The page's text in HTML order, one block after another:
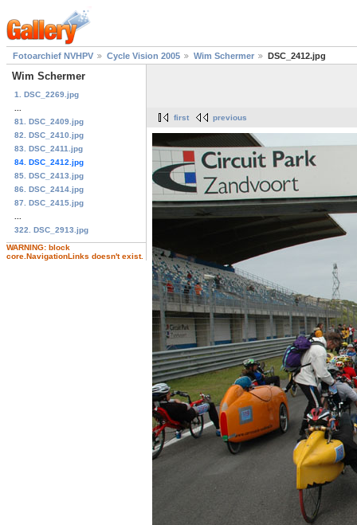
Fotoarchief NVHPV Cycle Vision 2005 Wim Schermer DSC_2412.jpg
Wim Schermer
1. DSC_2269.jpg
81. DSC_2409.jpg
82. DSC_2410.jpg
83. DSC_2411.jpg
84. DSC_2412.jpg
85. DSC_2413.jpg
86. DSC_2414.jpg
87. DSC_2415.jpg
322. DSC_2913.jpg
WARNING: block
core.NavigationLinks doesn't exist.
first previous